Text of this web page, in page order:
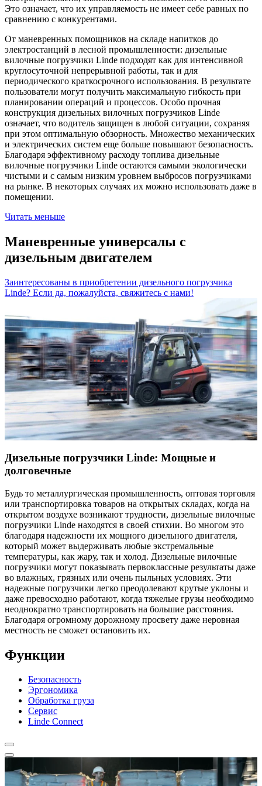
Это означает, что их управляемость не имеет себе равных по
сравнению с конкурентами.
От маневренных помощников на складе напитков до
электростанций в лесной промышленности: дизельные
вилочные погрузчики Linde подходят как для интенсивной
круглосуточной непрерывной работы, так и для
периодического краткосрочного использования. В результате
пользователи могут получить максимальную гибкость при
планировании операций и процессов. Особо прочная
конструкция дизельных вилочных погрузчиков Linde
означает, что водитель защищен в любой ситуации, сохраняя
при этом оптимальную обзорность. Множество механических
и электрических систем еще больше повышают безопасность.
Благодаря эффективному расходу топлива дизельные
вилочные погрузчики Linde остаются самыми экологически
чистыми и с самым низким уровнем выбросов погрузчиками
на рынке. В некоторых случаях их можно использовать даже в
помещении.
Читать меньше
Маневренные универсалы с
дизельным двигателем
Заинтересованы в приобретении дизельного погрузчика
Linde? Если да, пожалуйста, свяжитесь с нами!
Дизельные погрузчики Linde: Мощные и
долговечные
Будь то металлургическая промышленность, оптовая торговля
или транспортировка товаров на открытых складах, когда на
открытом воздухе возникают трудности, дизельные вилочные
погрузчики Linde находятся в своей стихии. Во многом это
благодаря надежности их мощного дизельного двигателя,
который может выдерживать любые экстремальные
температуры, как жару, так и холод. Дизельные вилочные
погрузчики могут показывать первоклассные результаты даже
во влажных, грязных или очень пыльных условиях. Эти
надежные погрузчики легко преодолевают крутые уклоны и
даже превосходно работают, когда тяжелые грузы необходимо
неоднократно транспортировать на большие расстояния.
Благодаря огромному дорожному просвету даже неровная
местность не сможет остановить их.
Функции
Безопасность
Эргономика
Обработка груза
Сервис
Linde Connect